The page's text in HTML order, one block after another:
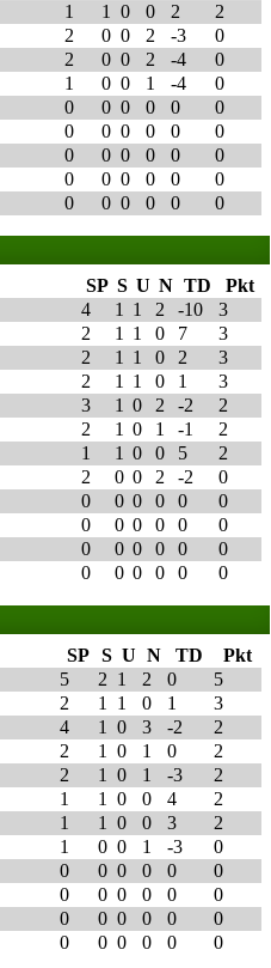
1 1 0 0 2
2
2 0 0 2 -3
0
2 0 0 2 -4
0
1 0 0 1 -4
0
0 0 0 0 0
0
0 0 0 0 0
0
0 0 0 0 0
0
0 0 0 0 0
0
0 0 0 0 0 0
SP S U N TD
Pkt
4 1 1 2 -10
3
2 1 1 0 7
3
2 1 1 0 2
3
2 1 1 0 1
3
3 1 0 2 -2
2
2 1 0 1 -1
2
1 1 0 0 5
2
2 0 0 2 -2
0
0 0 0 0 0
0
0 0 0 0 0
0
0 0 0 0 0
0
0 0 0 0 0 0
SP S U N TD
Pkt
5 2 1 2 0
5
2 1 1 0 1
3
4 1 0 3 -2
2
2 1 0 1 0
2
2 1 0 1 -3
2
1 1 0 0 4
2
1 1 0 0 3
2
1 0 0 1 -3
0
0 0 0 0 0
0
0 0 0 0 0
0
0 0 0 0 0
0
0 0 0 0 0 0